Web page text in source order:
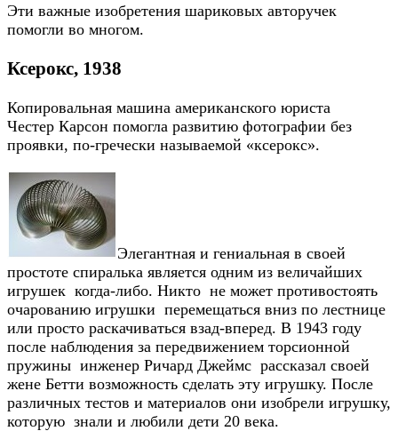
Эти важные изобретения шариковых авторучек
помогли во многом.
Ксерокс, 1938
Копировальная машина американского юриста
Честер Карсон помогла развитию фотографии без
проявки, по-гречески называемой «ксерокс».
Элегантная и гениальная в своей
простоте спиралька является одним из величайших
игрушек когда-либо. Никто не может противостоять
очарованию игрушки перемещаться вниз по лестнице
или просто раскачиваться взад-вперед. В 1943 году
после наблюдения за передвижением торсионной
пружины инженер Ричард Джеймс рассказал своей
жене Бетти возможность сделать эту игрушку. После
различных тестов и материалов они изобрели игрушку,
которую знали и любили дети 20 века.